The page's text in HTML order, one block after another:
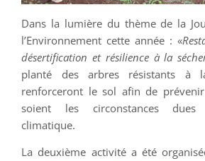
Dans la lumière du thème de la
l’Environnement cette année : «
désertification et résilience à la
planté des arbres résistants à
renforceront le sol afin de prévenir
soient les circonstances dues
climatique.
La deuxième activité a été